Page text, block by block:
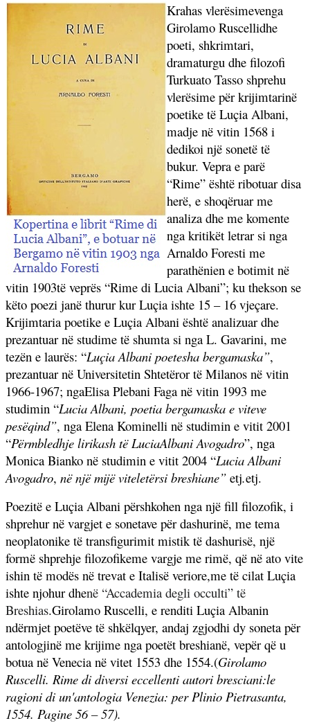
Krahas vlerësimevenga
Girolamo Ruscellidhe
poeti, shkrimtari,
dramaturgu dhe filozofi
Turkuato Tasso shprehu
vlerësime për krijimtarinë
poetike të Luçia Albani,
madje në vitin 1568 i
dedikoi një sonetë të
bukur. Vepra e parë
“Rime” është ribotuar disa
herë, e shoqëruar me
analiza dhe me komente
nga kritikët letrar si nga
Arnaldo Foresti me
parathënien e botimit në
vitin 1903të veprës “Rime di Lucia Albani”; ku thekson se
këto poezi janë thurur kur Luçia ishte 15 – 16 vjeçare.
Krijimtaria poetike e Luçia Albani është analizuar dhe
prezantuar në studime të shumta si nga L. Gavarini, me
tezën e laurës: “Luçia Albani poetesha bergamaska”,
prezantuar në Universitetin Shtetëror të Milanos në vitin
1966-1967; ngaElisa Plebani Faga në vitin 1993 me
studimin “Lucia Albani, poetia bergamaska e viteve
pesëqind”, nga Elena Kominelli në studimin e vitit 2001
“Përmbledhje lirikash të LuciaAlbani Avogadro”, nga
Monica Bianko në studimin e vitit 2004 “Lucia Albani
Avogadro, në një mijë viteletërsi breshiane” etj.etj.
Poezitë e Luçia Albani përshkohen nga një fill filozofik, i
shprehur në vargjet e sonetave për dashurinë, me tema
neoplatonike të transfigurimit mistik të dashurisë, një
formë shprehje filozofikeme vargje me rimë, që në ato vite
ishin të modës në trevat e Italisë veriore,me të cilat Luçia
ishte njohur dhenë “Accademia degli occulti” të
Breshias.Girolamo Ruscelli, e renditi Luçia Albanin
ndërmjet poetëve të shkëlqyer, andaj zgjodhi dy soneta për
antologjinë me krijime nga poetët breshianë, vepër që u
botua në Venecia në vitet 1553 dhe 1554.(Girolamo
Ruscelli. Rime di diversi eccellenti autori bresciani:le
ragioni di un'antologia Venezia: per Plinio Pietrasanta,
1554. Pagine 56 – 57).